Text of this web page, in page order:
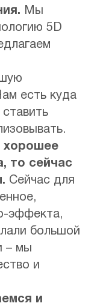
Мы
5D
есть куда
хорошее
то сейчас
Сейчас для
эффекта,
большой
– мы
и
и